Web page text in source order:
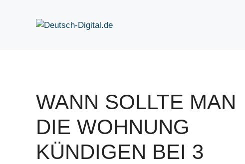
WANN SOLLTE MAN
DIE WOHNUNG
KÜNDIGEN BEI 3